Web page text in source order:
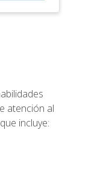
atención al
incluye: